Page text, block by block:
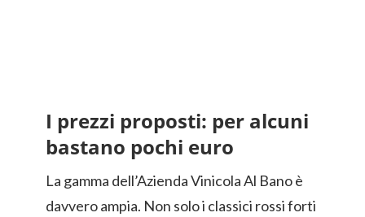
I prezzi proposti: per alcuni
bastano pochi euro
La gamma dell’Azienda Vinicola Al Bano è
davvero ampia. Non solo i classici rossi forti